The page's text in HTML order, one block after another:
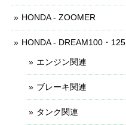
HONDA - ZOOMER
HONDA - DREAM100・125
エンジン関連
ブレーキ関連
タンク関連